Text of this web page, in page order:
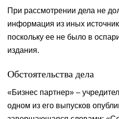
При рассмотрении дела не
информация из иных
поскольку ее не было в
издания.
Обстоятельства дела
«Бизнес партнер» –
одном из его выпусков